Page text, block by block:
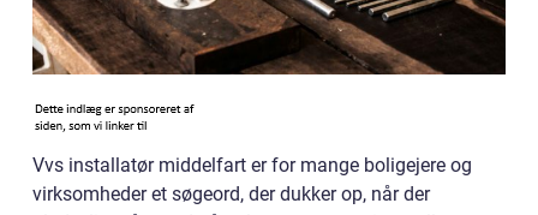
Vvs installatør middelfart er for mange boligejere og
virksomheder et søgeord, der dukker op, når der